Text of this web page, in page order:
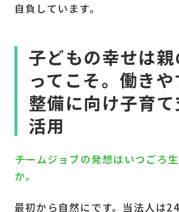
自負しています。
子どもの幸せは
ってこそ。働き
整備に向け子育
活用
――チームジョブの発想はいつごろ
か。
最初から自然にです。当法人は